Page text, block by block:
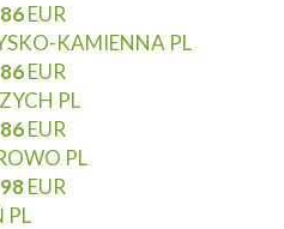
86EUR
KAMIENNA PL
86EUR
PL
86EUR
PL
98EUR
PL